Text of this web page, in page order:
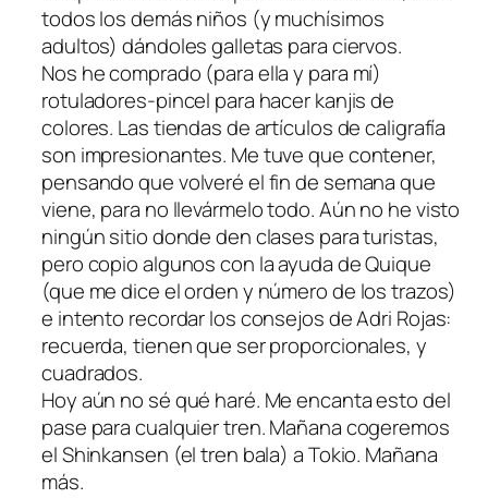
todos los demás niños (y muchísimos
adultos) dándoles galletas para ciervos.
Nos he comprado (para ella y para mí)
rotuladores-pincel para hacer kanjis de
colores. Las tiendas de artículos de caligrafía
son impresionantes. Me tuve que contener,
pensando que volveré el fin de semana que
viene, para no llevármelo todo. Aún no he visto
ningún sitio donde den clases para turistas,
pero copio algunos con la ayuda de Quique
(que me dice el orden y número de los trazos)
e intento recordar los consejos de Adri Rojas:
recuerda, tienen que ser proporcionales, y
cuadrados.
Hoy aún no sé qué haré. Me encanta esto del
pase para cualquier tren. Mañana cogeremos
el Shinkansen (el tren bala) a Tokio. Mañana
más.